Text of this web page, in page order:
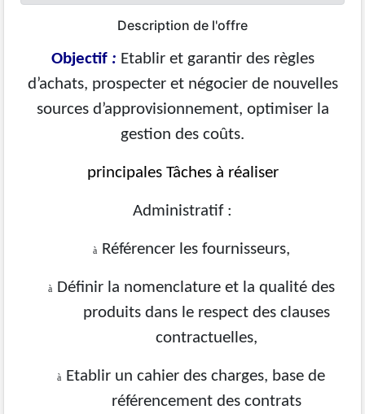
Description de l'offre
Objectif : Etablir et garantir des règles
d’achats, prospecter et négocier de nouvelles
sources d’approvisionnement, optimiser la
gestion des coûts.
principales Tâches à réaliser
Administratif :
à Référencer les fournisseurs,
à
Définir la nomenclature et la qualité des
produits dans le respect des clauses
contractuelles,
à
Etablir un cahier des charges, base de
référencement des contrats